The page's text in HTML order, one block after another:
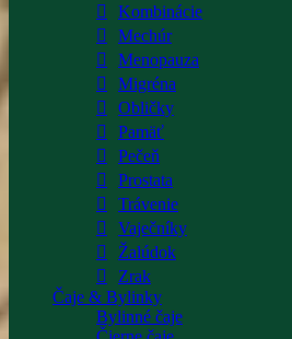
Kombinácie
Mechúr
Menopauza
Migréna
Obličky
Pamäť
Pečeň
Prostata
Trávenie
Vaječníky
Žalúdok
Zrak
Čaje & Bylinky
Bylinné čaje